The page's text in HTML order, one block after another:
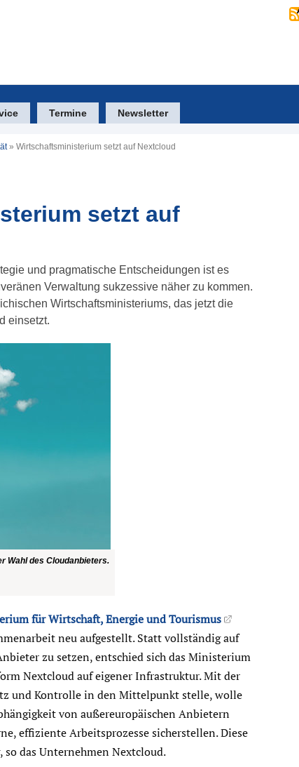
Termine Newsletter
» Wirtschaftsministerium setzt auf Nextcloud
setzt auf
und pragmatische Entscheidungen ist es
Verwaltung sukzessive näher zu kommen.
Wirtschaftsministeriums, das jetzt die
einsetzt.
Wahl des Cloudanbieters.
für Wirtschaft, Energie und Tourismus
neu aufgestellt. Statt vollständig auf
zu setzen, entschied sich das Ministerium
Nextcloud auf eigener Infrastruktur. Mit der
und Kontrolle in den Mittelpunkt stelle, wolle
von außereuropäischen Anbietern
effiziente Arbeitsprozesse sicherstellen. Diese
das Unternehmen Nextcloud.